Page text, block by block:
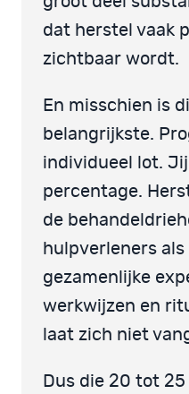
dat herstel vaak
zichtbaar wordt.
En misschien is
belangrijkste.
individueel lot.
percentage.
de
hulpverleners
gezamenlijke
werkwijzen en
laat zich niet
Dus die 20 tot